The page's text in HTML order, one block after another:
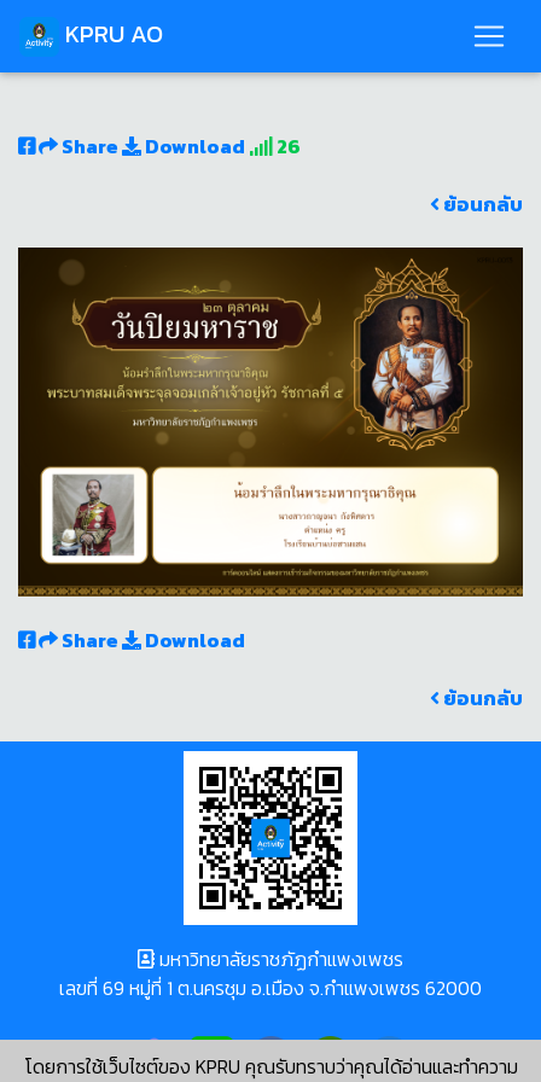
KPRU AO
Share Download
26
ย้อนกลับ
Share
Download
ย้อนกลับ
โดยการใช้เว็บไซต์ของ KPRU คุณรับทราบว่าคุณได้อ่านและทำความ
มหาวิทยาลัยราชภัฏกำแพงเพชร
เลขที่ 69 หมู่ที่ 1 ต.นครชุม อ.เมือง จ.กำแพงเพชร 62000